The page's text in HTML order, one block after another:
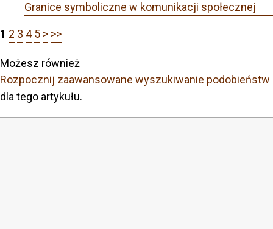
Granice symboliczne w komunikacji społecznej
1 2 3 4 5 > >>
Możesz również
Rozpocznij zaawansowane wyszukiwanie podobieństw
dla tego artykułu.